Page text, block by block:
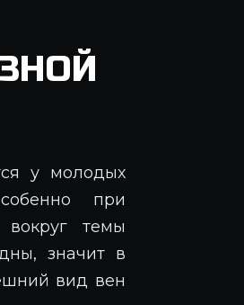
у молодых
при
вокруг темы
значит в
вид вен